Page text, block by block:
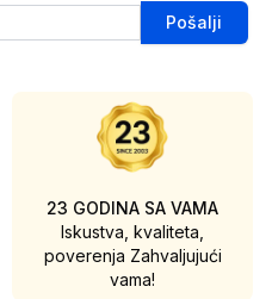
Pošalji
23 GODINA SA VAMA
Iskustva, kvaliteta,
poverenja Zahvaljujući
vama!